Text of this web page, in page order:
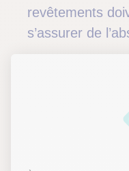
revêtements
s’assurer de